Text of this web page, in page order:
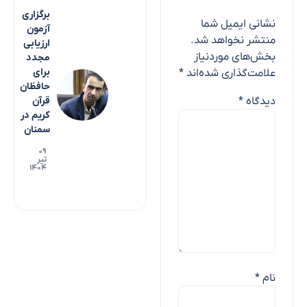
نشانی ایمیل شما
منتشر نخواهد شد.
بخش‌های موردنیاز
علامت‌گذاری شده‌اند *
دیدگاه *
نام *
برگزاری
آزمون
ارزیابی
مجدد
برای
حافظان
قرآن
کریم در
سمنان
۰۹
تیر
۱۴۰۴